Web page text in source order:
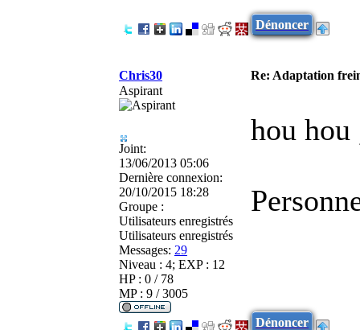
Dénoncer
Chris30
Re: Adaptation
Aspirant
Joint:
13/06/2013 05:06
Dernière connexion:
20/10/2015 18:28
Groupe :
Utilisateurs enregistrés
Utilisateurs enregistrés
Messages: 29
Niveau : 4; EXP : 12
HP : 0 / 78
MP : 9 / 3005
hou hou
Dénoncer